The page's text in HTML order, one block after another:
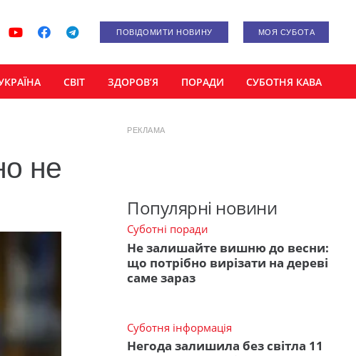
ПОВІДОМИТИ НОВИНУ МОЯ СУБОТА
СВІТ ЗДОРОВ’Я ПОРАДИ СУБОТНЯ КАВА
не
РЕКЛАМА
Популярні новини
Суботні поради
Не залишайте вишню до весни:
що потрібно вирізати на дереві
саме зараз
Суботня інформація
Негода залишила без світла 11